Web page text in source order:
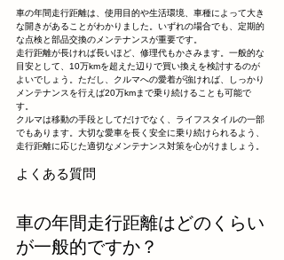
車の年間走行距離は、使用目的や生活環境、車種によって大き
な開きがあることがわかりました。いずれの場合でも、定期的
な点検と部品交換のメンテナンスが重要です。
走行距離が長ければ長いほど、修理代もかさみます。一般的な
目安として、10万kmを超えた辺りで買い換えを検討するのが
よいでしょう。ただし、クルマへの愛着が強ければ、しっかり
メンテナンスを行えば20万kmまで乗り続けることも可能で
す。
クルマは移動の手段としてだけでなく、ライフスタイルの一部
でもあります。大切な愛車を長く安全に乗り続けられるよう、
走行距離に応じた適切なメンテナンス対策を心がけましょう。
よくある質問
車の年間走行距離はどのくらい
が一般的ですか？